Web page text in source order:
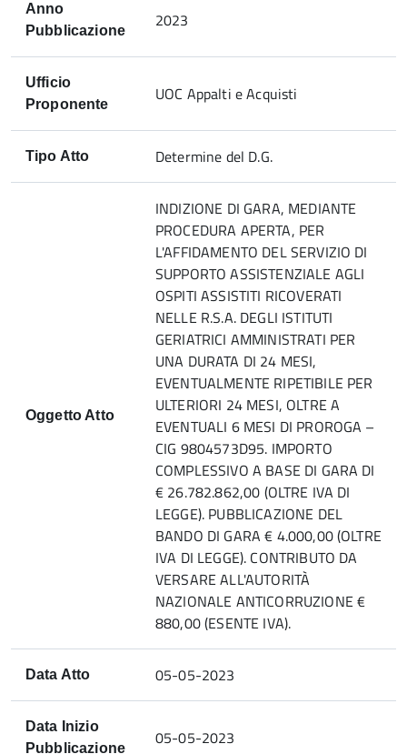
Anno
Pubblicazione
2023
Ufficio
Proponente
UOC Appalti e Acquisti
Tipo Atto Determine del D.G.
Oggetto Atto
INDIZIONE DI GARA, MEDIANTE
PROCEDURA APERTA, PER
L'AFFIDAMENTO DEL SERVIZIO DI
SUPPORTO ASSISTENZIALE AGLI
OSPITI ASSISTITI RICOVERATI
NELLE R.S.A. DEGLI ISTITUTI
GERIATRICI AMMINISTRATI PER
UNA DURATA DI 24 MESI,
EVENTUALMENTE RIPETIBILE PER
ULTERIORI 24 MESI, OLTRE A
EVENTUALI 6 MESI DI PROROGA –
CIG 9804573D95. IMPORTO
COMPLESSIVO A BASE DI GARA DI
€ 26.782.862,00 (OLTRE IVA DI
LEGGE). PUBBLICAZIONE DEL
BANDO DI GARA € 4.000,00 (OLTRE
IVA DI LEGGE). CONTRIBUTO DA
VERSARE ALL'AUTORITÀ
NAZIONALE ANTICORRUZIONE €
880,00 (ESENTE IVA).
Data Atto 05-05-2023
Data Inizio
Pubblicazione
05-05-2023